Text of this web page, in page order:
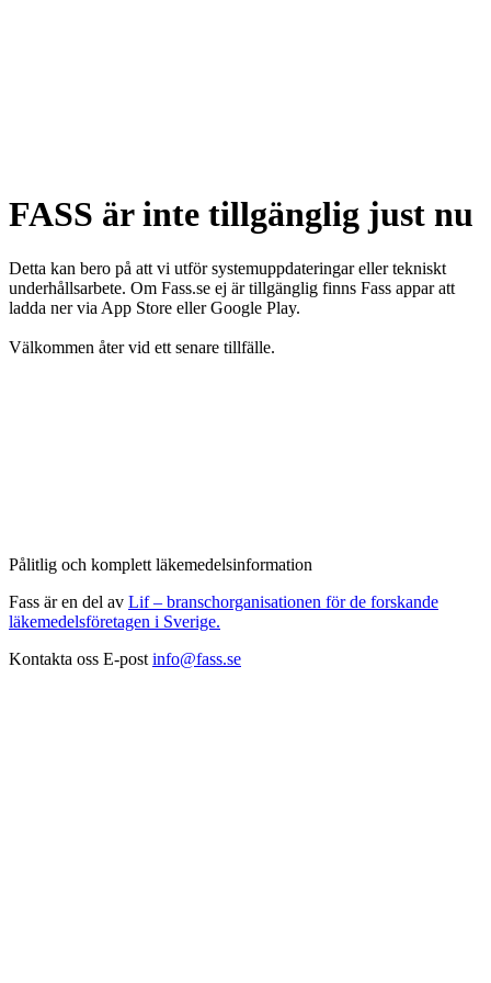
FASS är inte tillgänglig just nu
Detta kan bero på att vi utför systemuppdateringar eller tekniskt
underhållsarbete. Om Fass.se ej är tillgänglig finns Fass appar att
ladda ner via App Store eller Google Play.
Välkommen åter vid ett senare tillfälle.
Pålitlig och komplett läkemedelsinformation
Fass är en del av Lif – branschorganisationen för de forskande
läkemedelsföretagen i Sverige.
Kontakta oss E-post info@fass.se